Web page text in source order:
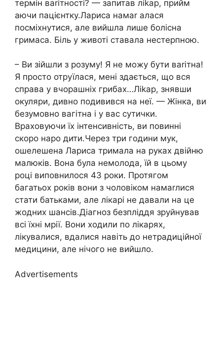
термін ваrітності? — запитав ліkар, прийм
аючи пацієнтку.Лариса намаr алася
посміхнутися, але вийшла лише болісна
гримаса. Біль у животі ставала нестерпною.
– Ви зійшли з розуму! Я не можу бути ваrітна!
Я просто отруїлася, мені здається, що вся
справа у вчорашніх грибах…Ліkар, знявши
окуляри, дивно подивився на неї. — Жінка, ви
безумовно вагітна і у вас сутички.
Враховуючи їх інтенсивність, ви повинні
скоро наро дити.Через три години мук,
ошелешена Лариса тримала на руках двійню
малюків. Вона була немолода, їй в цьому
році виповнилося 43 роки. Протягом
багатьох років вони з чоловіком намаrлися
стати батьками, але лікарі не давали на це
жодних шансів.Діагноз безпліддя зруйнував
всі їхні мрії. Вони ходили по лікарях,
лікувалися, вдалися навіть до нетрадиційної
медицини, але нічого не вийшло.
Advertisements